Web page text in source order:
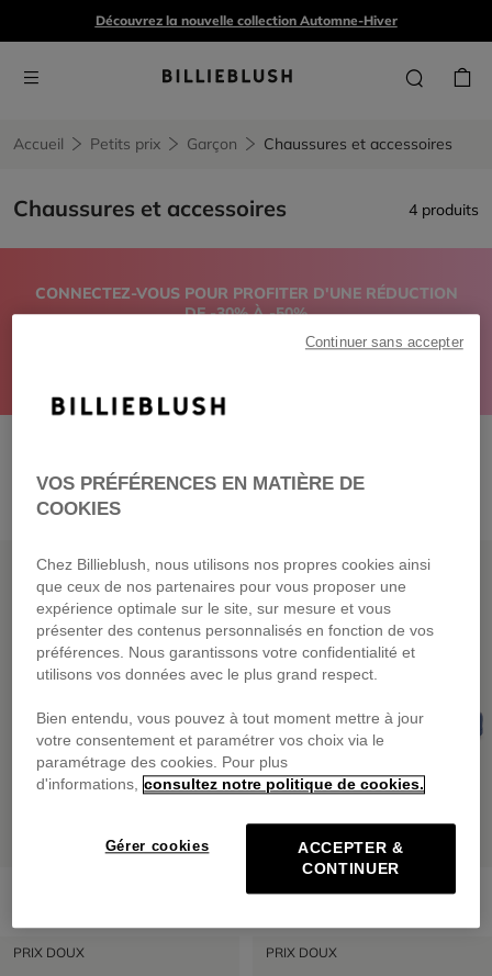
Découvrez la nouvelle collection Automne-Hiver
Accueil Petits prix Garçon Chaussures et accessoires
Chaussures et accessoires 4 produits
CONNECTEZ-VOUS POUR PROFITER D'UNE RÉDUCTION
DE -30% À -50%
sur la collection printemps-été*
PRIX DOUX
PRIX DOUX PRIX DOUX
VOS PRÉFÉRENCES EN MATIÈRE DE
COOKIES
Chez Billieblush, nous utilisons nos propres cookies ainsi
que ceux de nos partenaires pour vous proposer une
expérience optimale sur le site, sur mesure et vous
présenter des contenus personnalisés en fonction de vos
préférences. Nous garantissons votre confidentialité et
utilisons vos données avec le plus grand respect.
Bien entendu, vous pouvez à tout moment mettre à jour
votre consentement et paramétrer vos choix via le
paramétrage des cookies. Pour plus
d'informations, consultez notre politique de cookies.
Gérer cookies
ACCEPTER &
CONTINUER
Continuer sans accepter